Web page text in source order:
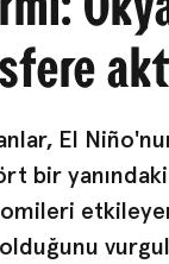
El
bir
olduğunu